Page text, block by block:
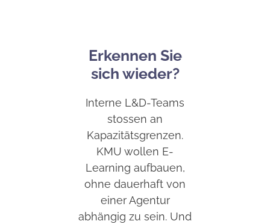
Erkennen Sie
sich wieder?
Interne L&D-Teams
stossen an
Kapazitätsgrenzen.
KMU wollen E-
Learning aufbauen,
ohne dauerhaft von
einer Agentur
abhängig zu sein. Und